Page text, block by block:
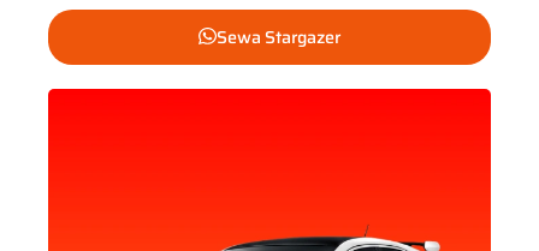
Sewa Stargazer